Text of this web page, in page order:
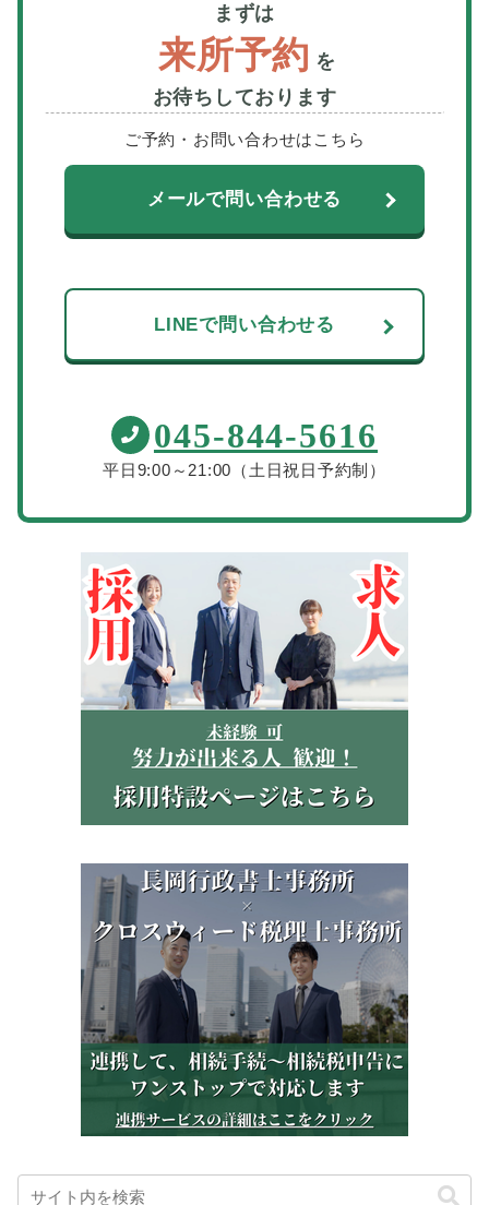
まずは
来所予約 を
お待ちしております
ご予約・お問い合わせはこちら
メールで問い合わせる
LINEで問い合わせる
045-844-5616
平日9:00～21:00（土日祝日予約制）